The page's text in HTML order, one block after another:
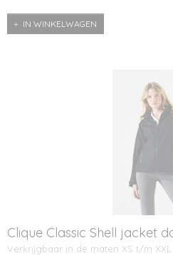
IN WINKELWAGEN
Clique Classic Shell jacket
Verkrijgbaar in de maten XS t/m XXL